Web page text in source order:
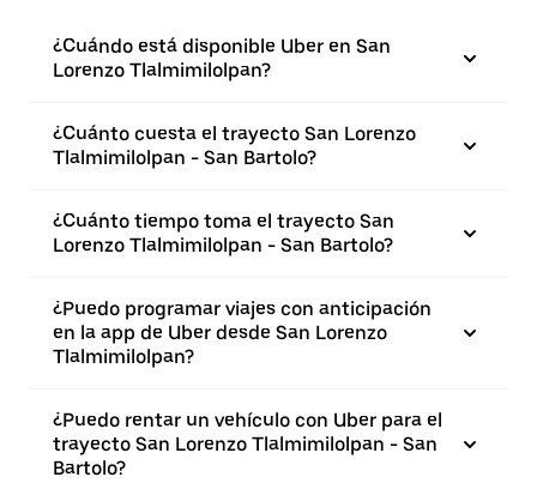
¿Cuándo está disponible Uber en San
Lorenzo Tlalmimilolpan?
¿Cuánto cuesta el trayecto San Lorenzo
Tlalmimilolpan - San Bartolo?
¿Cuánto tiempo toma el trayecto San
Lorenzo Tlalmimilolpan - San Bartolo?
¿Puedo programar viajes con anticipación
en la app de Uber desde San Lorenzo
Tlalmimilolpan?
¿Puedo rentar un vehículo con Uber para el
trayecto San Lorenzo Tlalmimilolpan - San
Bartolo?